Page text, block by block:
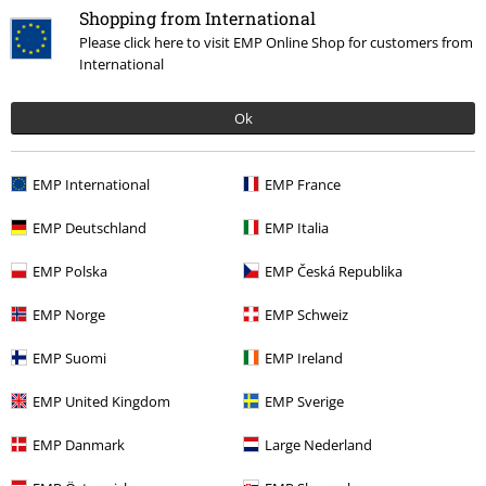
Shopping from International
Please click here to visit EMP Online Shop for customers from
International
Ok
EMP International EMP France
EMP Deutschland EMP Italia
EMP Polska EMP Česká Republika
EMP Norge EMP Schweiz
EMP Suomi EMP Ireland
EMP United Kingdom EMP Sverige
EMP Danmark Large Nederland
Zuletzt angesehene Artikel
%
15,99 €